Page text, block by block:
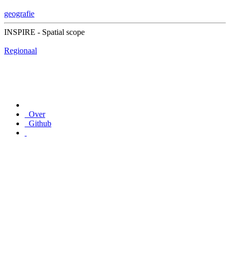
geografie
INSPIRE - Spatial scope
Regionaal
Over
Github